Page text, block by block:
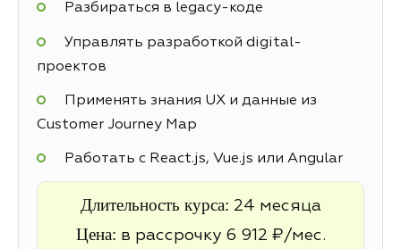
Разбираться в legacy-коде
Управлять разработкой digital-
проектов
Применять знания UX и данные из
Customer Journey Map
Работать с React.js, Vue.js или Angular
Длительность курса: 24 месяца
Цена: в рассрочку 6 912 ₽/мес.